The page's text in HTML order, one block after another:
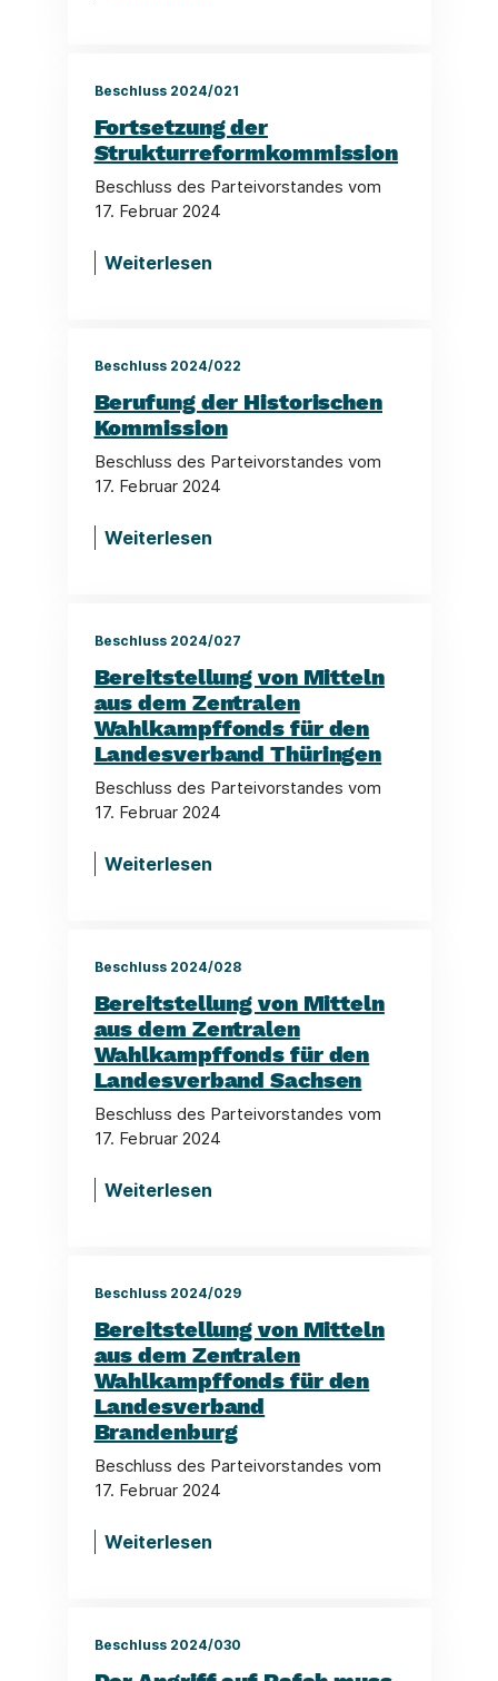
Beschluss 2024/021
Fortsetzung der
Strukturreformkommission
Beschluss des Parteivorstandes vom
17. Februar 2024
Weiterlesen
Beschluss 2024/022
Berufung der Historischen
Kommission
Beschluss des Parteivorstandes vom
17. Februar 2024
Weiterlesen
Beschluss 2024/027
Bereitstellung von Mitteln
aus dem Zentralen
Wahlkampffonds für den
Landesverband Thüringen
Beschluss des Parteivorstandes vom
17. Februar 2024
Weiterlesen
Beschluss 2024/028
Bereitstellung von Mitteln
aus dem Zentralen
Wahlkampffonds für den
Landesverband Sachsen
Beschluss des Parteivorstandes vom
17. Februar 2024
Weiterlesen
Beschluss 2024/029
Bereitstellung von Mitteln
aus dem Zentralen
Wahlkampffonds für den
Landesverband
Brandenburg
Beschluss des Parteivorstandes vom
17. Februar 2024
Weiterlesen
Beschluss 2024/030